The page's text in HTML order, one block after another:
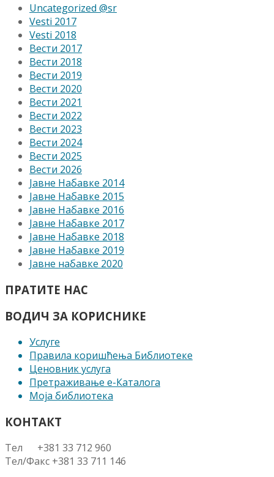
Uncategorized @sr
Vesti 2017
Vesti 2018
Вести 2017
Вести 2018
Вести 2019
Вести 2020
Вести 2021
Вести 2022
Вести 2023
Вести 2024
Вести 2025
Вести 2026
Јавне Набавке 2014
Јавне Набавке 2015
Јавне Набавке 2016
Јавне Набавке 2017
Јавне Набавке 2018
Јавне Набавке 2019
Јавне набавке 2020
ПРАТИТЕ НАС
ВОДИЧ ЗА КОРИСНИКЕ
Услуге
Правила коришћења Библиотеке
Ценовник услуга
Претраживање е-Каталога
Моја библиотека
КОНТАКТ
Тел +381 33 712 960
Тел/Факс +381 33 711 146